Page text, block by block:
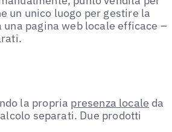
un unico luogo per gestire la
pagina web locale efficace –
la propria presenza locale da
separati. Due prodotti